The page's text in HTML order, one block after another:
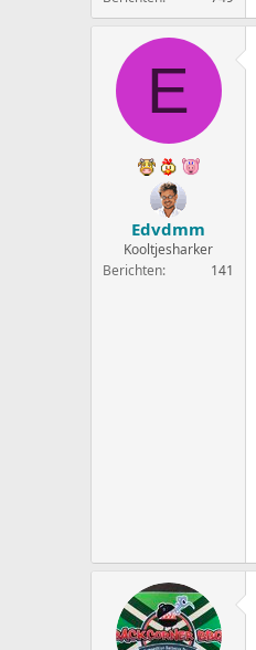
E
Edvdmm
Kooltjesharker
Berichten
141